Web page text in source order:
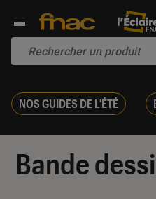
NOS GUIDES DE L'ÉTÉ
Bande